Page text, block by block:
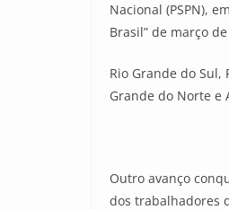
Nacional (PSPN),
Brasil” de março
Rio Grande do Sul,
Grande do Norte e
Outro avanço
dos trabalhadores